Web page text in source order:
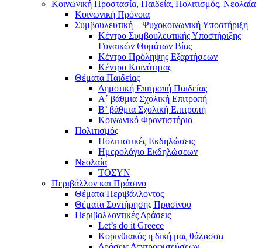
Κοινωνική Προστασία, Παιδεία, Πολιτισμός, Νεολαία
Κοινωνική Πρόνοια
Συμβουλευτική – Ψυχοκοινωνική Υποστήριξη
Κέντρο Συμβουλευτικής Υποστήριξης
Γυναικών Θυμάτων Βίας
Κέντρο Πρόληψης Εξαρτήσεων
Κέντρο Κοινότητας
Θέματα Παιδείας
Δημοτική Επιτροπή Παιδείας
Α΄ βάθμια Σχολική Επιτροπή
B’ βάθμια Σχολική Επιτροπή
Κοινωνικό Φροντιστήριο
Πολιτισμός
Πολιτιστικές Εκδηλώσεις
Ημερολόγιο Εκδηλώσεων
Νεολαία
ΤΟΣΥΝ
Περιβάλλον και Πράσινο
Θέματα Περιβάλλοντος
Θέματα Συντήρησης Πρασίνου
Περιβαλλοντικές Δράσεις
Let’s do it Greece
Kορινθιακός η δική μας θάλασσα